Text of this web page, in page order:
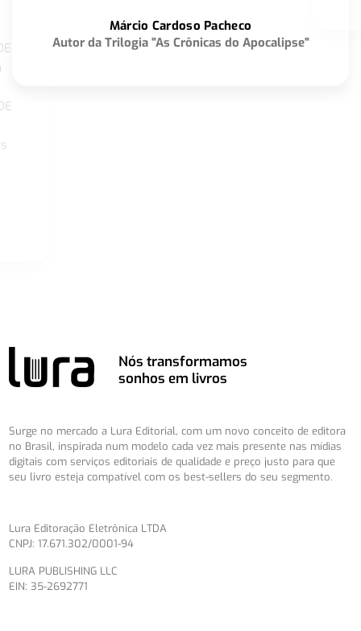
Márcio Cardoso Pacheco
Autor da Trilogia "As Crônicas do Apocalipse"
Nós transformamos
sonhos em livros
Surge no mercado a Lura Editorial, com um novo conceito de editora
no Brasil, inspirada num modelo cada vez mais presente nas mídias
digitais com serviços editoriais de qualidade e preço justo para que
seu livro esteja compatível com os best-sellers do seu segmento.
Lura Editoração Eletrônica LTDA
CNPJ: 17.671.302/0001-94
LURA PUBLISHING LLC
EIN: 35-2692771